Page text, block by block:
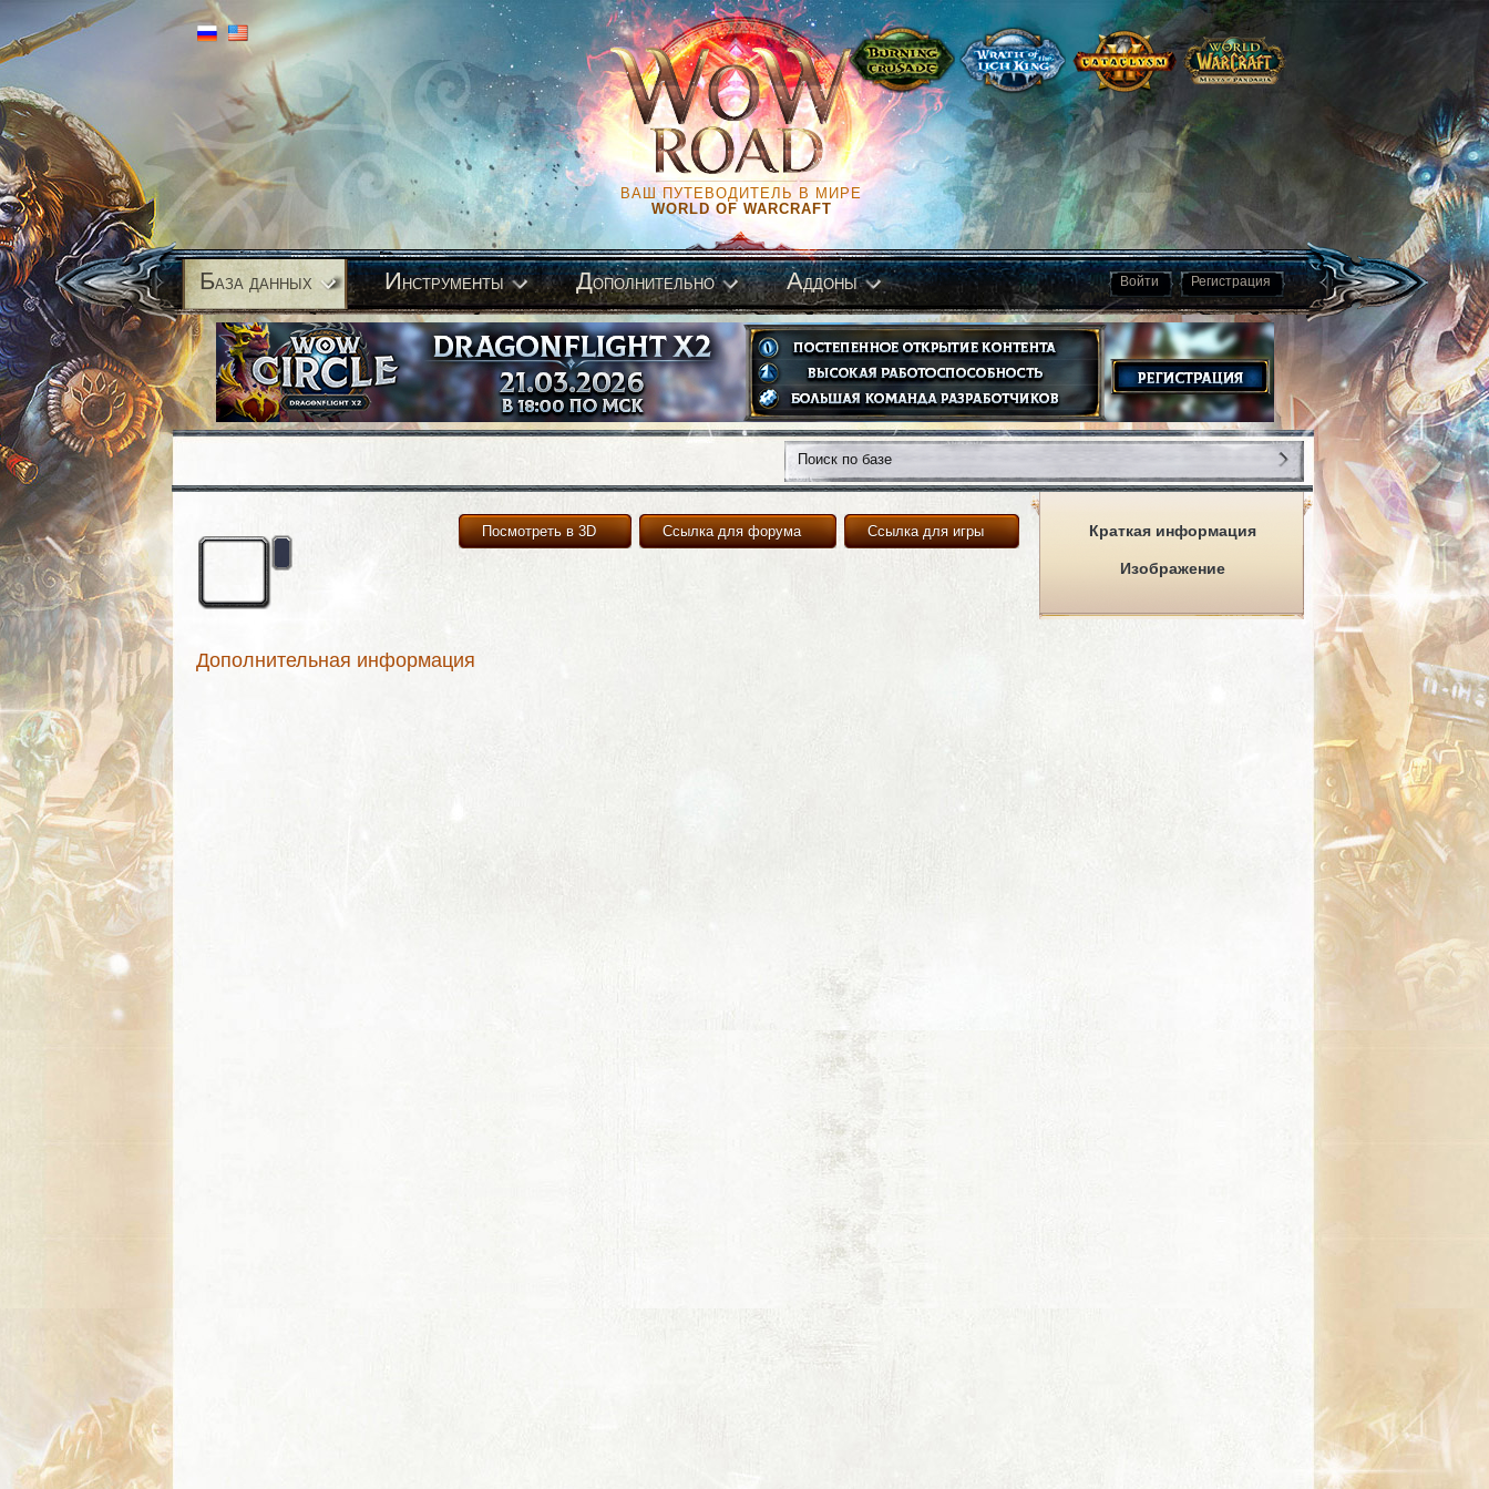
ВАШ ПУТЕВОДИТЕЛЬ В МИРЕ
WORLD OF WARCRAFT
Войти Регистрация
База данных Инструменты Дополнительно Аддоны
Краткая информация
Изображение
Ссылка для игры
Ссылка для форума
Посмотреть в 3D
Дополнительная информация